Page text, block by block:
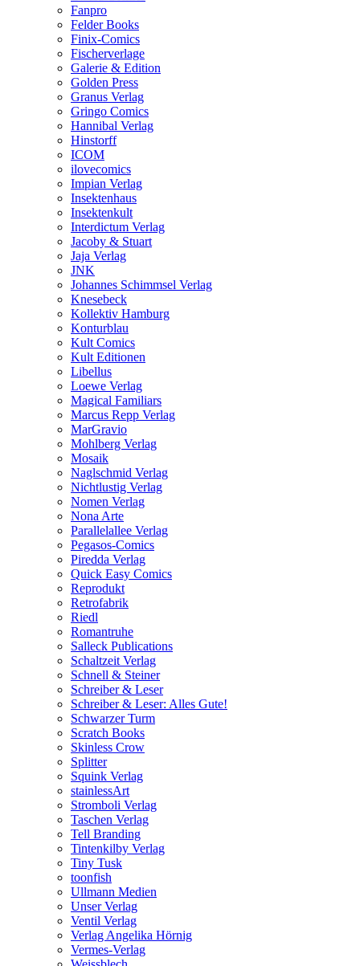
Fanpro
Felder Books
Finix-Comics
Fischerverlage
Galerie & Edition
Golden Press
Granus Verlag
Gringo Comics
Hannibal Verlag
Hinstorff
ICOM
ilovecomics
Impian Verlag
Insektenhaus
Insektenkult
Interdictum Verlag
Jacoby & Stuart
Jaja Verlag
JNK
Johannes Schimmsel Verlag
Knesebeck
Kollektiv Hamburg
Konturblau
Kult Comics
Kult Editionen
Libellus
Loewe Verlag
Magical Familiars
Marcus Repp Verlag
MarGravio
Mohlberg Verlag
Mosaik
Naglschmid Verlag
Nichtlustig Verlag
Nomen Verlag
Nona Arte
Parallelallee Verlag
Pegasos-Comics
Piredda Verlag
Quick Easy Comics
Reprodukt
Retrofabrik
Riedl
Romantruhe
Salleck Publications
Schaltzeit Verlag
Schnell & Steiner
Schreiber & Leser
Schreiber & Leser: Alles Gute!
Schwarzer Turm
Scratch Books
Skinless Crow
Splitter
Squink Verlag
stainlessArt
Stromboli Verlag
Taschen Verlag
Tell Branding
Tintenkilby Verlag
Tiny Tusk
toonfish
Ullmann Medien
Unser Verlag
Ventil Verlag
Verlag Angelika Hörnig
Vermes-Verlag